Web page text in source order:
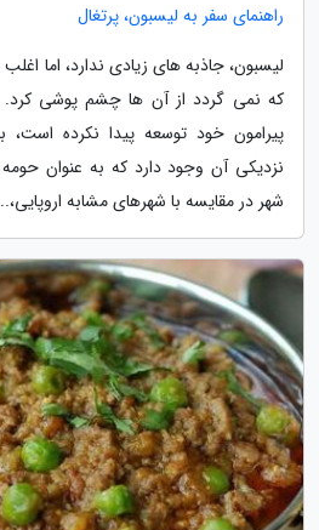
راهنمای سفر به لیسبون، پرتغال
لیسبون، جاذبه های زیادی ندارد، اما
که نمی گردد از آن ها چشم پوشی کرد.
پیرامون خود توسعه پیدا نکرده است،
نزدیکی آن وجود دارد که به عنوان
شهر در مقایسه با شهرهای مشابه